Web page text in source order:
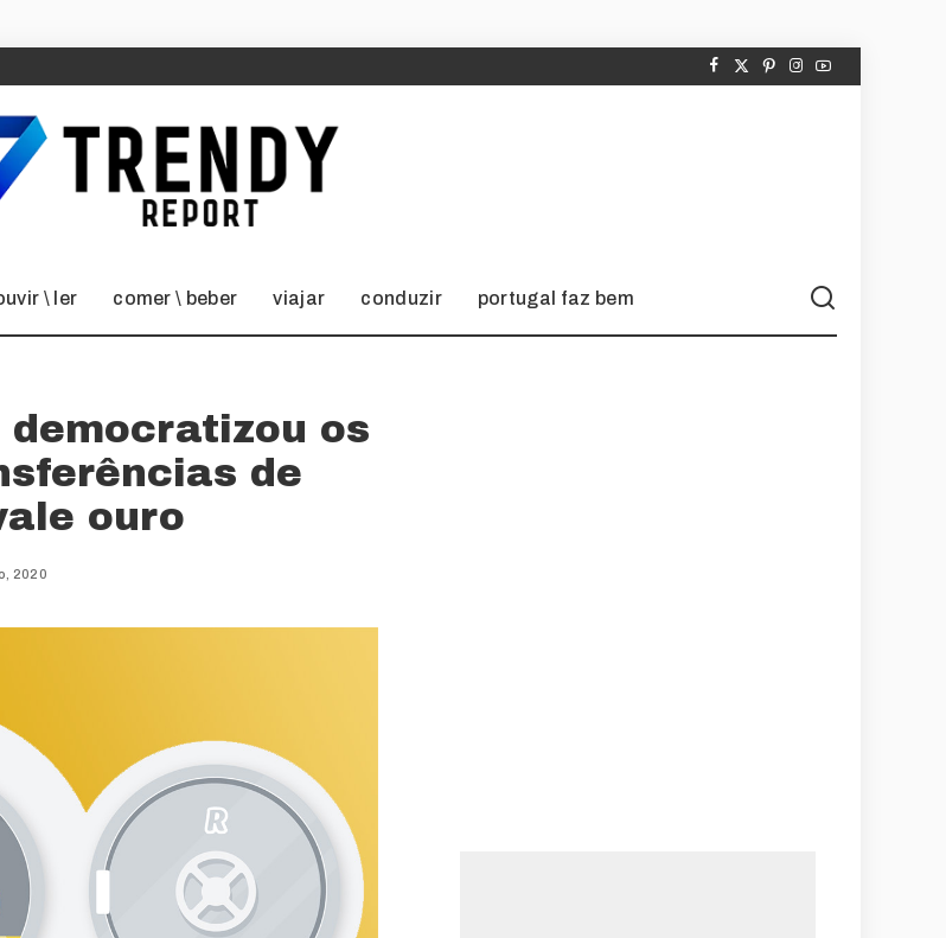
\ ler comer \ beber viajar conduzir portugal faz bem
os
de
ouro
2020